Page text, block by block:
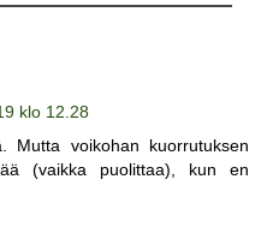
klo 12.28
Mutta voikohan kuorrutuksen
(vaikka puolittaa), kun en